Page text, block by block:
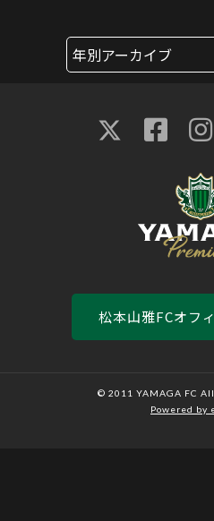
松本山雅FCオフ
© 2011 YAMAGA FC
Powered by